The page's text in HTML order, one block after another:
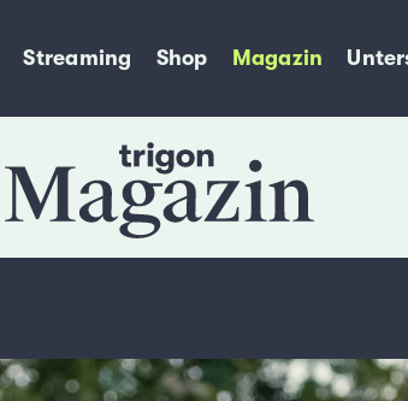
Streaming Shop Magazin